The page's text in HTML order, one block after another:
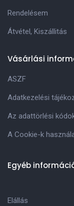
Rendelésem
Átvétel, Kiszállitás
Vásárlási
ASZF
Adatkezelési
Az adattörlési
A Cookie-k
Egyéb
Elállás